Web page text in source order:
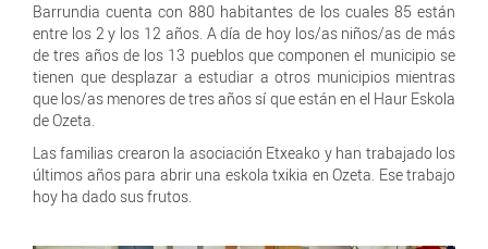
Barrundia cuenta con 880 habitantes de los cuales 85 están
entre los 2 y los 12 años. A día de hoy los/as niños/as de más
de tres años de los 13 pueblos que componen el municipio se
tienen que desplazar a estudiar a otros municipios mientras
que los/as menores de tres años sí que están en el Haur Eskola
de Ozeta.
Las familias crearon la asociación Etxeako y han trabajado los
últimos años para abrir una eskola txikia en Ozeta. Ese trabajo
hoy ha dado sus frutos.